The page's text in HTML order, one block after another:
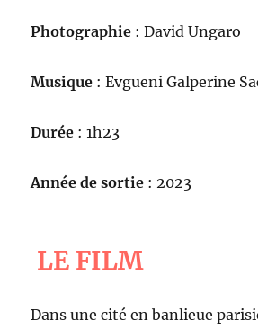
Photographie : David Ungaro
Musique : Evgueni Galperine
Durée : 1h23
Année de sortie : 2023
LE FILM
Dans une cité en banlieue